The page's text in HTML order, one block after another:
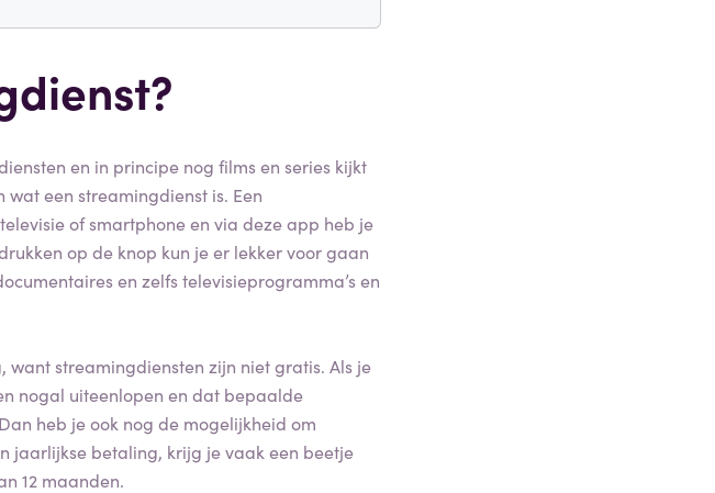
en in principe nog films en series kijkt
wat een streamingdienst is. Een
of smartphone en via deze app heb je
op de knop kun je er lekker voor gaan
en zelfs televisieprogramma’s en
streamingdiensten zijn niet gratis. Als je
nogal uiteenlopen en dat bepaalde
heb je ook nog de mogelijkheid om
jaarlijkse betaling, krijg je vaak een beetje
12 maanden.